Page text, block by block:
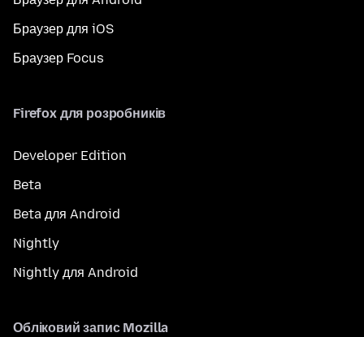
Браузер для iOS
Браузер Focus
Firefox для розробників
Developer Edition
Beta
Beta для Android
Nightly
Nightly для Android
Обліковий запис Mozilla